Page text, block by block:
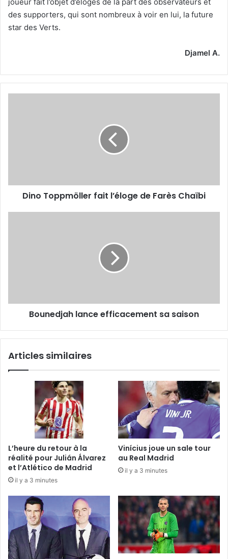
des supporters, qui sont nombreux à voir en lui, la future
star des Verts.
Djamel A.
Dino Toppmöller fait l’éloge de Farès Chaïbi
Bounedjah lance efficacement sa saison
Articles similaires
L’heure du retour à la
réalité pour Julián Álvarez
et l’Atlético de Madrid
il y a 3 minutes
Vinícius joue un sale tour
au Real Madrid
il y a 3 minutes